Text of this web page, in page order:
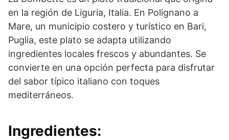
en la región de Liguria, Italia. En Polignano a
Mare, un municipio costero y turístico en Bari,
Puglia, este plato se adapta utilizando
ingredientes locales frescos y abundantes. Se
convierte en una opción perfecta para disfrutar
del sabor típico italiano con toques
mediterráneos.
Ingredientes: